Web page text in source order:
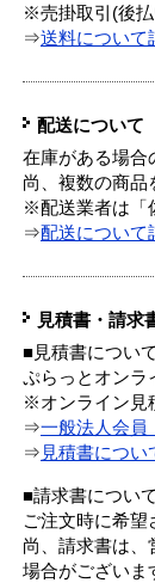
※売掛取引(後払
⇒送料について
配送について
在庫がある場合
尚、複数の商品
※配送業者は「
⇒配送について
見積書・請求
■見積書について
ぷらっとオンラ
※オンライン見
⇒一般法人会員
⇒ 見積書につい
■請求書について
ご注文時に希望
尚、請求書は、
場合がございま